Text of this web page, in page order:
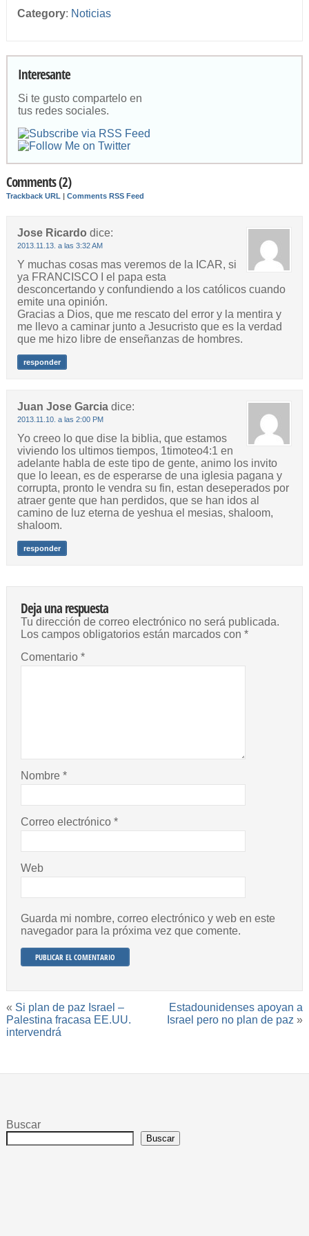
Category: Noticias
Interesante
Si te gusto compartelo en
tus redes sociales.
Comments (2)
Trackback URL | Comments RSS Feed
Jose Ricardo dice:
2013.11.13. a las 3:32 AM
Y muchas cosas mas veremos de la ICAR, si
ya FRANCISCO I el papa esta
desconcertando y confundiendo a los católicos cuando
emite una opinión.
Gracias a Dios, que me rescato del error y la mentira y
me llevo a caminar junto a Jesucristo que es la verdad
que me hizo libre de enseñanzas de hombres.
responder
Juan Jose Garcia dice:
2013.11.10. a las 2:00 PM
Yo creeo lo que dise la biblia, que estamos
viviendo los ultimos tiempos, 1timoteo4:1 en
adelante habla de este tipo de gente, animo los invito
que lo leean, es de esperarse de una iglesia pagana y
corrupta, pronto le vendra su fin, estan deseperados por
atraer gente que han perdidos, que se han idos al
camino de luz eterna de yeshua el mesias, shaloom,
shaloom.
responder
Deja una respuesta
Tu dirección de correo electrónico no será publicada.
Los campos obligatorios están marcados con *
Comentario *
Nombre *
Correo electrónico *
Web
Guarda mi nombre, correo electrónico y web en este
navegador para la próxima vez que comente.
« Si plan de paz Israel –
Palestina fracasa EE.UU.
intervendrá
Estadounidenses apoyan a
Israel pero no plan de paz »
Buscar
Buscar